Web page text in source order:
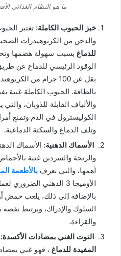
ما هو النظام الغذائي
خبز الحبوب الكاملة: تعتبر
والدخن من الكربوهيدرات
للدماغ بسبب سهولة هضمها
الوقود الرئيسي للدماغ عن
يقل عن 100 جرام من
بالطاقة. الحبوب الكاملة غنية
والألياف القابلة للذوبان،
الكوليسترول في الدم وتمنع
وتلف الدماغ والسكتة الدماغية.
الأسماك الدهنية: الأسماك
والرنجة والسردين غنية
أهمها، والتي تعرف بالأطعمة
الأوميجا 3 الدهني
السلوك والإدراك، ويرتبط نقصه
والقراءة.
التوت الغني بمضادات الأكسدة:
المفيدة للدماغ ، فهو غني